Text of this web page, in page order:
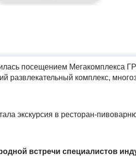
посещением Мегакомплекса
развлекательный комплекс,
экскурсия в ресторан-
встречи специалистов